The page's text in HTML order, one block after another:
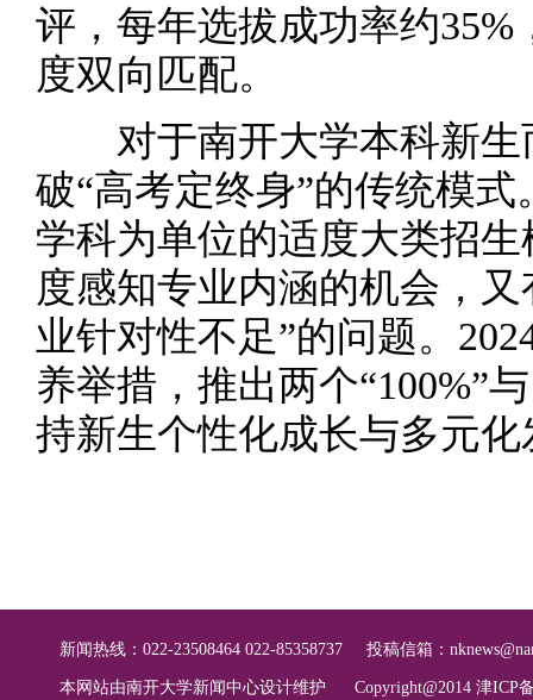
评，每年选拔成功率约
度双向匹配。
对于南开大学本科新生
破“高考定终身”的传统模
学科为单位的适度大类招
度感知专业内涵的机会，
业针对性不足”的问题。
养举措，推出两个“100%”
持新生个性化成长与多元化
新闻热线：022-23508464 022-85358737 投稿信箱：
本网站由南开大学新闻中心设计维护 Copyright@2014 津ICP